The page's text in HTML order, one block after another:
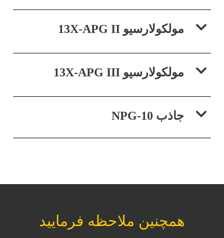
مولکولارسیو 13X-APG II
مولکولارسیو 13X-APG III
جاذب NPG-10
همچنین ملاحظه فرمایید